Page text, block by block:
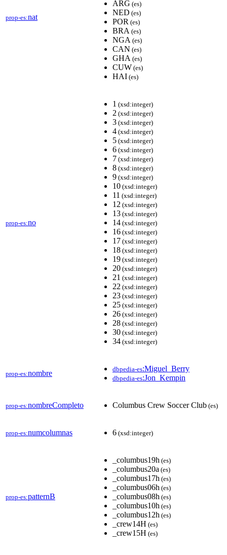
prop-es:nat
ARG (es)
NED (es)
POR (es)
BRA (es)
NGA (es)
CAN (es)
GHA (es)
CUW (es)
HAI (es)
prop-es:no
1 (xsd:integer)
2 (xsd:integer)
3 (xsd:integer)
4 (xsd:integer)
5 (xsd:integer)
6 (xsd:integer)
7 (xsd:integer)
8 (xsd:integer)
9 (xsd:integer)
10 (xsd:integer)
11 (xsd:integer)
12 (xsd:integer)
13 (xsd:integer)
14 (xsd:integer)
16 (xsd:integer)
17 (xsd:integer)
18 (xsd:integer)
19 (xsd:integer)
20 (xsd:integer)
21 (xsd:integer)
22 (xsd:integer)
23 (xsd:integer)
25 (xsd:integer)
26 (xsd:integer)
28 (xsd:integer)
30 (xsd:integer)
34 (xsd:integer)
prop-es:nombre dbpedia-es:Miguel_Berry
dbpedia-es:Jon_Kempin
prop-es:nombreCompleto Columbus Crew Soccer Club (es)
prop-es:numcolumnas 6 (xsd:integer)
prop-es:patternB
_columbus19h (es)
_columbus20a (es)
_columbus17h (es)
_columbus06h (es)
_columbus08h (es)
_columbus10h (es)
_columbus12h (es)
_crew14H (es)
_crew15H (es)